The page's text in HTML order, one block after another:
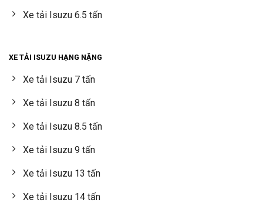
Xe tải Isuzu 6.5 tấn
XE TẢI ISUZU HẠNG NẶNG
Xe tải Isuzu 7 tấn
Xe tải Isuzu 8 tấn
Xe tải Isuzu 8.5 tấn
Xe tải Isuzu 9 tấn
Xe tải Isuzu 13 tấn
Xe tải Isuzu 14 tấn